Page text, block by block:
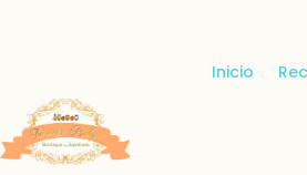
Inicio